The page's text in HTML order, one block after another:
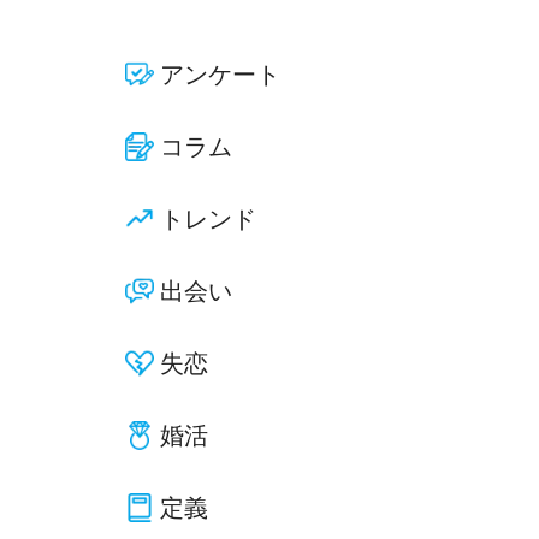
アンケート
コラム
トレンド
出会い
失恋
婚活
定義